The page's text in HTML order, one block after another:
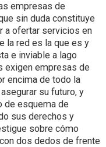
empresas de
sin duda constituye
a ofertar servicios en
la red es la que es y
e inviable a lago
exigen empresas de
encima de todo la
su futuro, y
de esquema de
sus derechos y
sobre cómo
dos dedos de frente